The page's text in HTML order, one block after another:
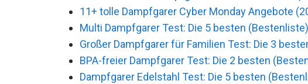
11+ tolle Dampfgarer Cyber Monday Angebote
Multi Dampfgarer Test: Die 5 besten (Bestenliste)
Großer Dampfgarer für Familien Test: Die 3
BPA-freier Dampfgarer Test: Die 2 besten
Dampfgarer Edelstahl Test: Die 5 besten